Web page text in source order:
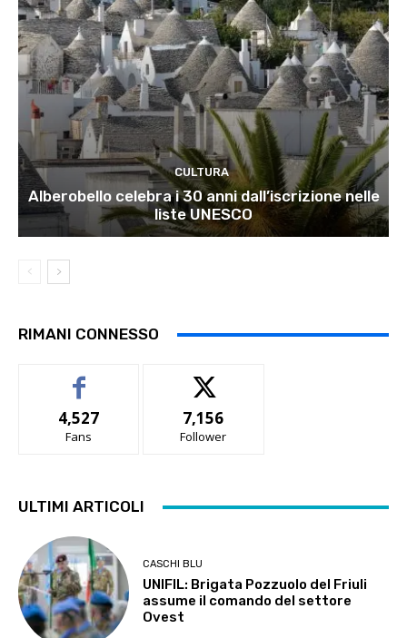
CULTURA
Alberobello celebra i 30 anni dall’iscrizione nelle
liste UNESCO
RIMANI CONNESSO
4,527
Fans
7,156
Follower
ULTIMI ARTICOLI
CASCHI BLU
UNIFIL: Brigata Pozzuolo del Friuli
assume il comando del settore
Ovest